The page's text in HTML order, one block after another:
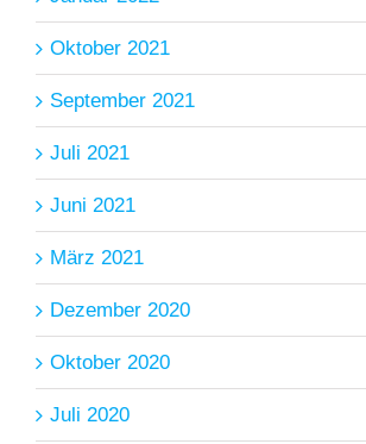
Oktober 2021
September 2021
Juli 2021
Juni 2021
März 2021
Dezember 2020
Oktober 2020
Juli 2020